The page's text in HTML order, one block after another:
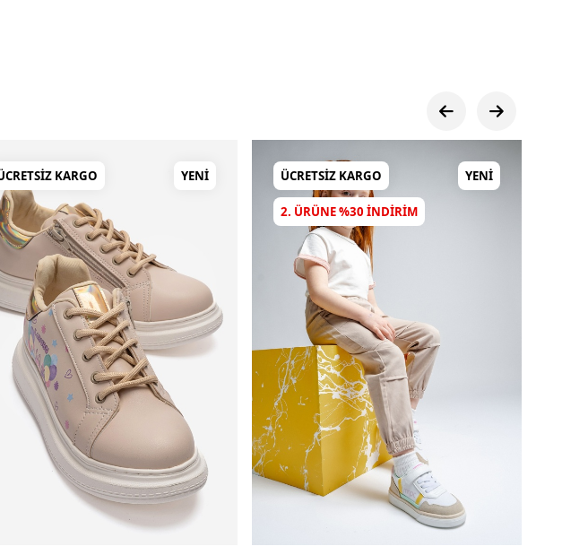
KARGO YENI ÜCRETSIZ KARGO YENI
2. ÜRÜNE %30 INDIRIM